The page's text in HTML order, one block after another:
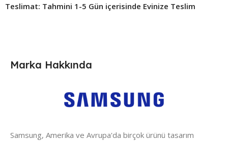
Teslimat: Tahmini 1-5 Gün içerisinde Evinize Teslim ​
Marka Hakkında
Samsung, Amerika ve Avrupa'da birçok ürünü tasarım